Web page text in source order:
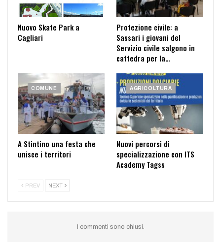
Nuovo Skate Park a
Cagliari
Protezione civile: a
Sassari i giovani del
Servizio civile salgono in
cattedra per la…
COMUNE
A Stintino una festa che
unisce i territori
AGRICOLTURA
Nuovi percorsi di
specializzazione con ITS
Academy Tagss
PREV NEXT
I commenti sono chiusi.